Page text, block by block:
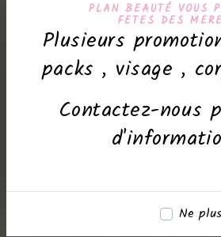
PLAN BEAUTÉ VOUS
FETES DES
Plusieurs
packs , visage ,
Contactez-nous
Ne